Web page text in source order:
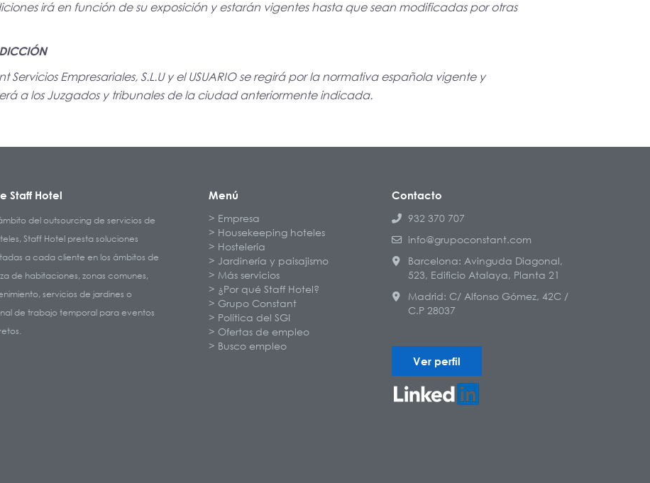
irá en función de su exposición y estarán vigentes hasta que sean modificadas por otras
Empresariales, S.L.U y el USUARIO se regirá por la normativa española vigente y
a los Juzgados y tribunales de la ciudad anteriormente indicada.
Staff Hotel
del outsourcing de servicios de
Staff Hotel presta soluciones
a cada cliente en los ámbitos de
de habitaciones, zonas comunes,
servicios de jardines o
de trabajo temporal para eventos
Menú
Empresa
Housekeeping hoteles
Hostelería
Jardinería y paisajismo
Más servicios
¿Por qué Staff Hotel?
Grupo Constant
Política del SGI
Ofertas de empleo
Busco empleo
Contacto
932 370 707
info@grupoconstant.com
Barcelona: Avinguda Diagonal,
523, Edificio Atalaya, Planta 21
Madrid: C/ Alfonso Gómez, 42C /
C.P 28037
Ver perfil